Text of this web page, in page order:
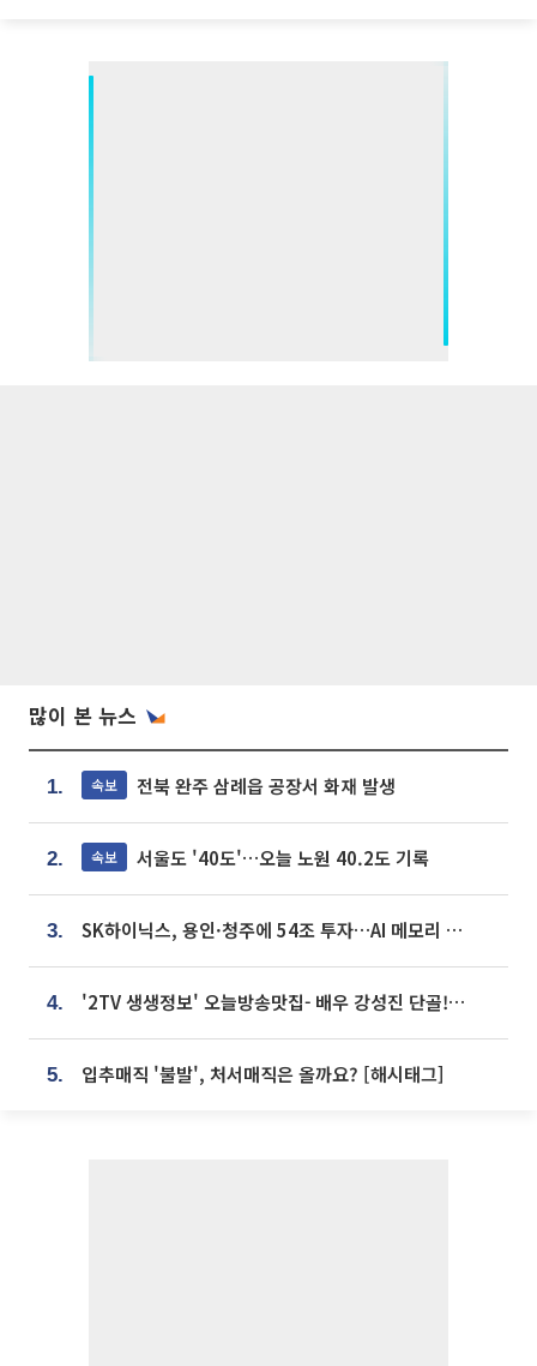
많이 본 뉴스
1. 속보 전북 완주 삼례읍 공장서 화재 발생
2. 속보 서울도 '40도'…오늘 노원 40.2도 기록
3. SK하이닉스, 용인·청주에 54조 투자…AI 메모리 생산기지 키운다
4. '2TV 생생정보' 오늘방송맛집- 배우 강성진 단골! 쌀국수ㆍ푸팟퐁 커리 맛집 '블○○○'
5. 입추매직 '불발', 처서매직은 올까요? [해시태그]